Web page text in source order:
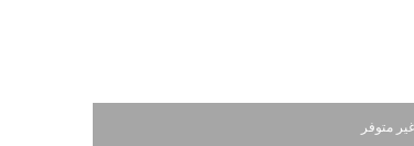
غير متوفر